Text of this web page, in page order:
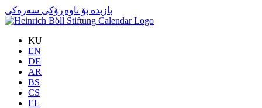
بازبدە بۆ ناوەڕۆکی سەرەکی
KU
EN
DE
AR
BS
CS
EL